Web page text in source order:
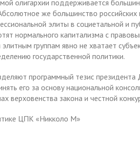
олигархии поддерживается
же большинство
элиты в социетальной и
нормального капитализма с
группам явно не хватает
государственной политики.
программный тезис
его за основу национальной
верховенства закона и честной
ЦПК «Никколо М»